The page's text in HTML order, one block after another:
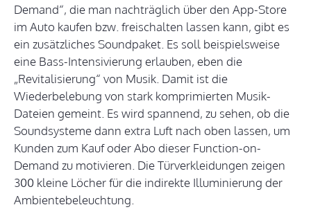
Demand“, die man nachträglich über den App-Store
im Auto kaufen bzw. freischalten lassen kann, gibt es
ein zusätzliches Soundpaket. Es soll beispielsweise
eine Bass-Intensivierung erlauben, eben die
„Revitalisierung“ von Musik. Damit ist die
Wiederbelebung von stark komprimierten Musik-
Dateien gemeint. Es wird spannend, zu sehen, ob die
Soundsysteme dann extra Luft nach oben lassen, um
Kunden zum Kauf oder Abo dieser Function-on-
Demand zu motivieren. Die Türverkleidungen zeigen
300 kleine Löcher für die indirekte Illuminierung der
Ambientebeleuchtung.